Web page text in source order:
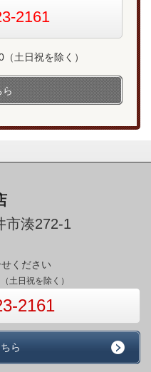
2161
土日祝を除く）
ら
湊272-1
ください
土日祝を除く）
2161
ら